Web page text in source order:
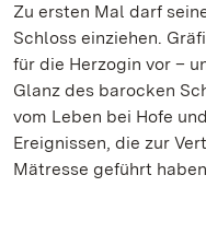
Zu ersten Mal darf
Schloss einziehen.
für die Herzogin vor –
Glanz des barocken
vom Leben bei Hofe
Ereignissen, die zur
Mätresse geführt